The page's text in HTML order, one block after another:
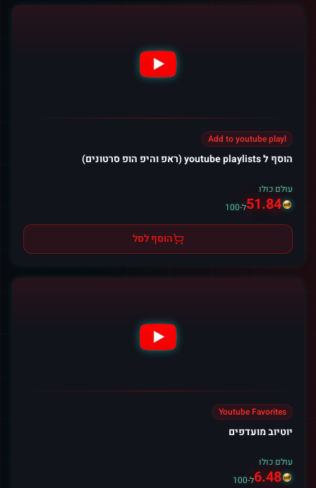
Add to youtube playl
הוסף ל youtube playlists (ראפ והיפ הופ סרטונים)
עולם כולו
51.84ל-100
הוסף לסל
Youtube Favorites
יוטיוב מועדפים
עולם כולו
6.48ל-100